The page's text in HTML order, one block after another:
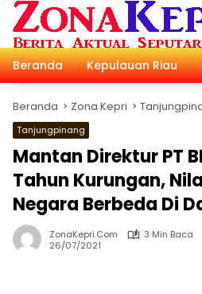
Langsung
konten
Beranda
Kepulauan Riau
Beranda Zona Kepri
Tanjungpinang
Mantan Direktur PT
Tahun Kurungan,
Negara Berbeda Di
ZonaKepri.com
3 Min Baca
26/07/2021